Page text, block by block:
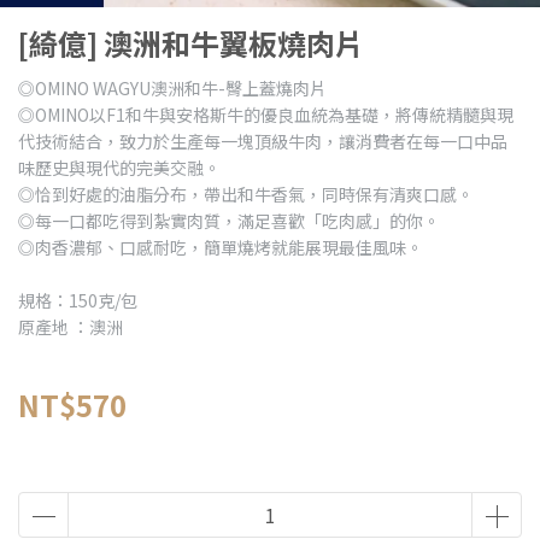
[綺億] 澳洲和牛翼板燒肉片
◎OMINO WAGYU澳洲和牛-臀上蓋燒肉片
◎OMINO以F1和牛與安格斯牛的優良血統為基礎，將傳統精髓與現
代技術結合，致力於生產每一塊頂級牛肉，讓消費者在每一口中品
味歷史與現代的完美交融。
◎恰到好處的油脂分布，帶出和牛香氣，同時保有清爽口感。
◎每一口都吃得到紮實肉質，滿足喜歡「吃肉感」的你。
◎肉香濃郁、口感耐吃，簡單燒烤就能展現最佳風味。
規格：150克/包
原產地 ：澳洲
NT$570